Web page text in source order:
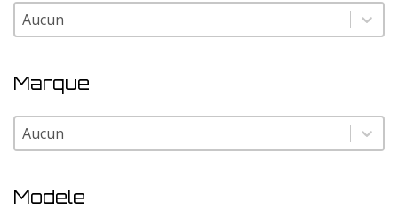
Pays
Pays
Marque
Marque
Marque
Modele